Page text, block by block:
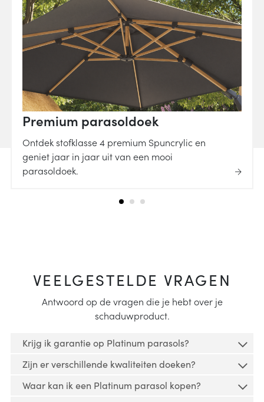
Premium parasoldoek
Ontdek stofklasse 4 premium Spuncrylic en
geniet jaar in jaar uit van een mooi
parasoldoek.
VEELGESTELDE VRAGEN
Antwoord op de vragen die je hebt over je
schaduwproduct.
Krijg ik garantie op Platinum parasols?
Op al onze parasols is garantie van toepassing.
Zijn er verschillende kwaliteiten doeken?
Platinum producten zijn verkrijgbaar in
Waar kan ik een Platinum parasol kopen?